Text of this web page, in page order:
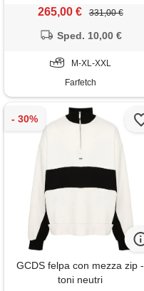
265,00 € 331,00 €
Sped. 10,00 €
M-XL-XXL
Farfetch
GCDS felpa con mezza zip -
toni neutri